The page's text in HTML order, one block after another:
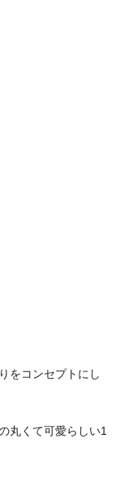
をコンセプトにし
丸くて可愛らしい1